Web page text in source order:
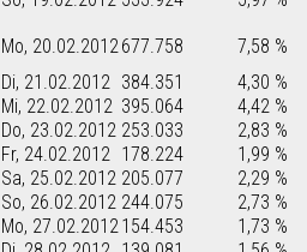
Mo, 20.02.2012677.758 7,58 %
Di, 21.02.2012 384.351 4,30 %
Mi, 22.02.2012 395.064 4,42 %
Do, 23.02.2012 253.033 2,83 %
Fr, 24.02.2012 178.224 1,99 %
Sa, 25.02.2012 205.077 2,29 %
So, 26.02.2012 244.075 2,73 %
Mo, 27.02.2012154.453 1,73 %